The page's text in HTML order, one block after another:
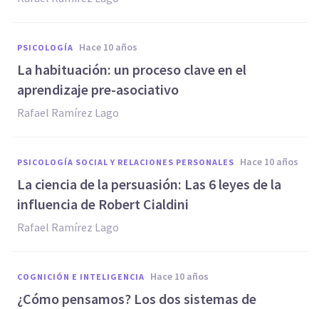
PSICOLOGÍA hace 10 años
​La habituación: un proceso clave en el
aprendizaje pre-asociativo
Rafael Ramírez Lago
PSICOLOGÍA SOCIAL Y RELACIONES PERSONALES hace 10 años
​La ciencia de la persuasión: Las 6 leyes de la
influencia de Robert Cialdini
Rafael Ramírez Lago
COGNICIÓN E INTELIGENCIA hace 10 años
​¿Cómo pensamos? Los dos sistemas de